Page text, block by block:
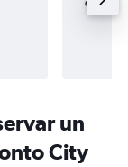
de
un
City